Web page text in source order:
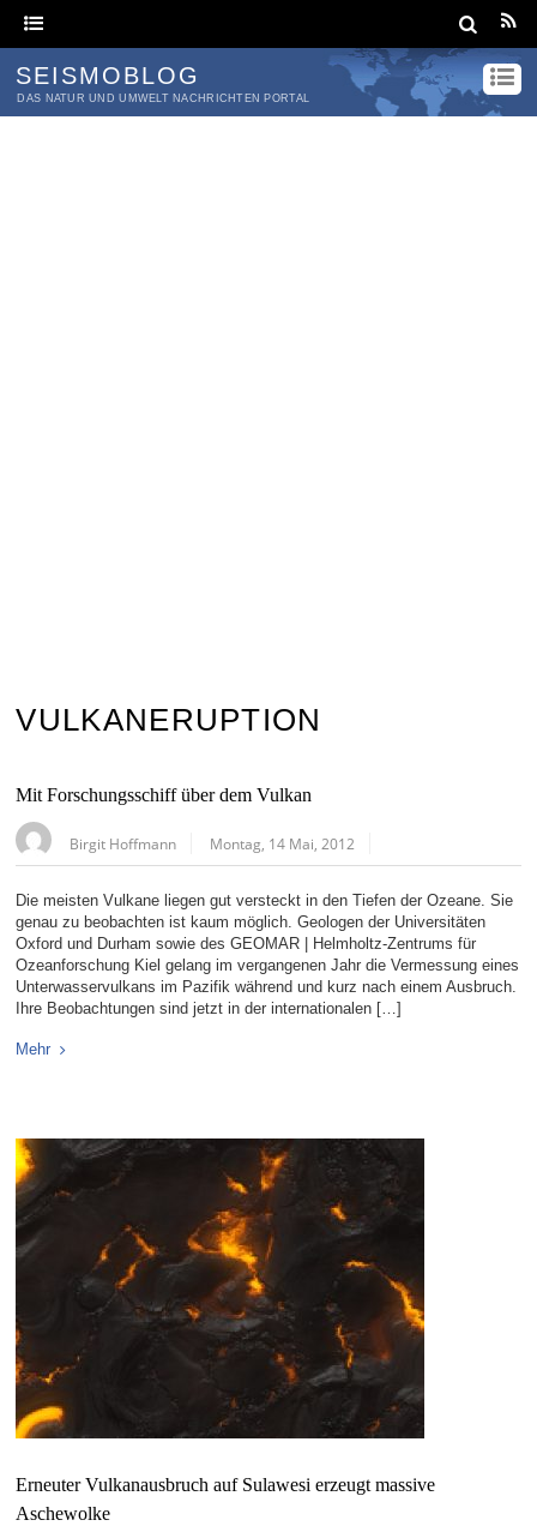
SEISMOBLOG
DAS NATUR UND UMWELT NACHRICHTEN PORTAL
VULKANERUPTION
Mit Forschungsschiff über dem Vulkan
Birgit Hoffmann Montag, 14 Mai, 2012
Die meisten Vulkane liegen gut versteckt in den Tiefen der Ozeane. Sie
genau zu beobachten ist kaum möglich. Geologen der Universitäten
Oxford und Durham sowie des GEOMAR | Helmholtz-Zentrums für
Ozeanforschung Kiel gelang im vergangenen Jahr die Vermessung eines
Unterwasservulkans im Pazifik während und kurz nach einem Ausbruch.
Ihre Beobachtungen sind jetzt in der internationalen […]
Mehr
Erneuter Vulkanausbruch auf Sulawesi erzeugt massive
Aschewolke